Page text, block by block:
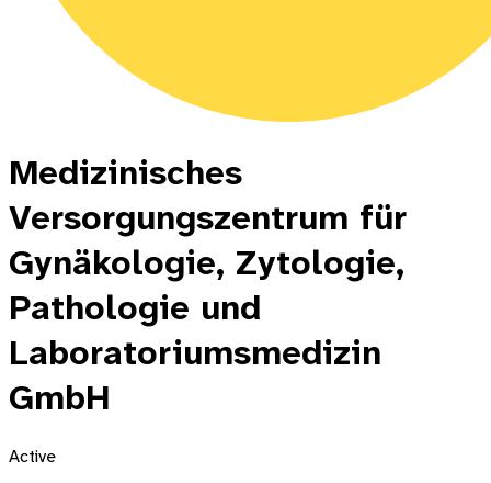
Medizinisches
Versorgungszentrum für
Gynäkologie, Zytologie,
Pathologie und
Laboratoriumsmedizin
GmbH
Active